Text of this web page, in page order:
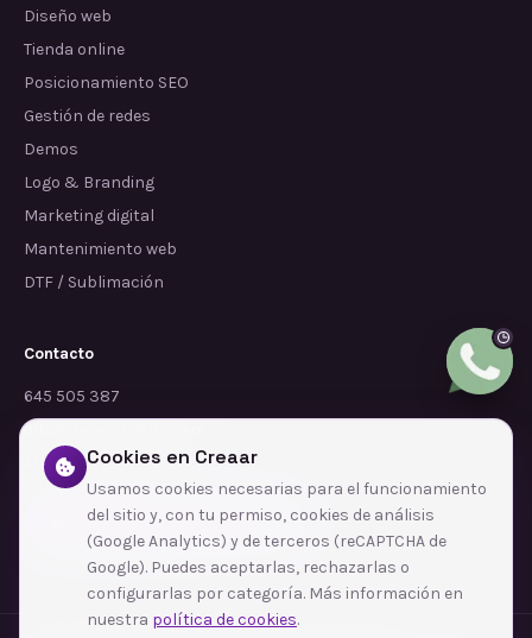
Diseño web
Tienda online
Posicionamiento SEO
Gestión de redes
Demos
Logo & Branding
Marketing digital
Mantenimiento web
DTF / Sublimación
Contacto
645 505 387
info@dependalium.com
Mataró (Barcelona)
Déjanos tu reseña en Google
Cookies en Creaar
Usamos cookies necesarias para el funcionamiento
del sitio y, con tu permiso, cookies de análisis
(Google Analytics) y de terceros (reCAPTCHA de
Google). Puedes aceptarlas, rechazarlas o
configurarlas por categoría. Más información en
nuestra política de cookies.